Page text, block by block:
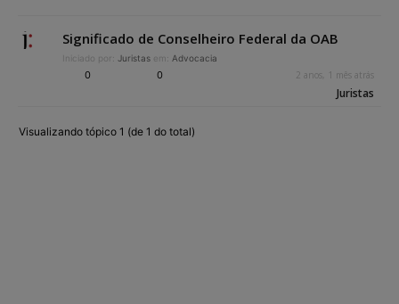
Significado de Conselheiro Federal da OAB
Iniciado por: Juristas em: Advocacia
0 0 2 anos, 1 mês atrás
Juristas
Visualizando tópico 1 (de 1 do total)